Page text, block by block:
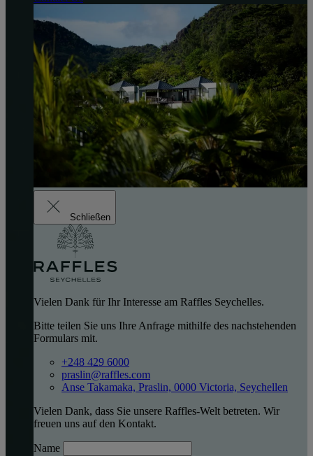
Schließen
Vielen Dank für Ihr Interesse am Raffles Seychelles.
Bitte teilen Sie uns Ihre Anfrage mithilfe des nachstehenden
Formulars mit.
+248 429 6000
praslin@raffles.com
Anse Takamaka, Praslin, 0000 Victoria, Seychellen
Vielen Dank, dass Sie unsere Raffles-Welt betreten. Wir
freuen uns auf den Kontakt.
Name